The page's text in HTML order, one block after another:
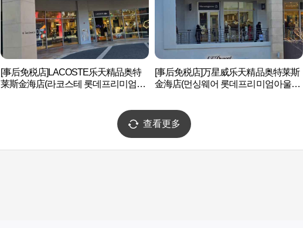
[事后免税店]LACOSTE乐天精品奥特
莱斯金海店(라코스테 롯데프리미엄아
[事后免税店]万星威乐天精品奥特莱斯
金海店(먼싱웨어 롯데프리미엄아울렛
查看更多